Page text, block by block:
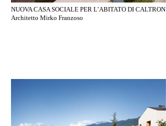
NUOVA CASA SOCIALE PER L’ABITATO DI CALTRON
Architetto Mirko Franzoso